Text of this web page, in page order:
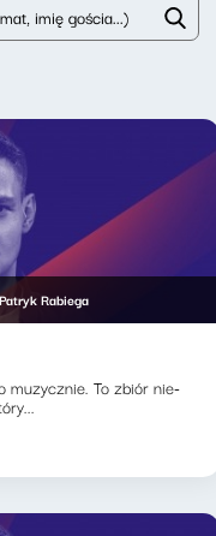
Patryk Rabiega
muzycznie. To zbiór nie-